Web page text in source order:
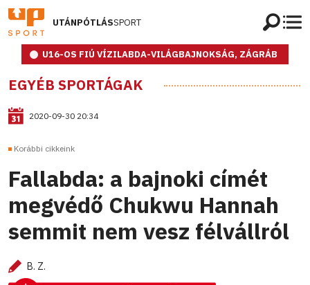
UTÁNPÓTLÁSSPORT
U16-OS FIÚ VÍZILABDA-VILÁGBAJNOKSÁG, ZÁGRÁB
EGYÉB SPORTÁGAK
2020-09-30 20:34
Korábbi cikkeink
Fallabda: a bajnoki címét
megvédő Chukwu Hannah
semmit nem vesz félvállról
B. Z.